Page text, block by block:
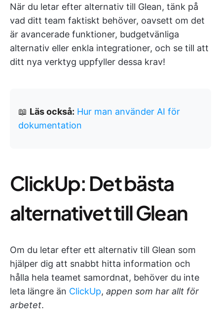
När du letar efter alternativ till Glean, tänk på
vad ditt team faktiskt behöver, oavsett om det
är avancerade funktioner, budgetvänliga
alternativ eller enkla integrationer, och se till att
ditt nya verktyg uppfyller dessa krav!
📖 Läs också: Hur man använder AI för
dokumentation
ClickUp: Det bästa
alternativet till Glean
Om du letar efter ett alternativ till Glean som
hjälper dig att snabbt hitta information och
hålla hela teamet samordnat, behöver du inte
leta längre än ClickUp, appen som har allt för
arbetet.